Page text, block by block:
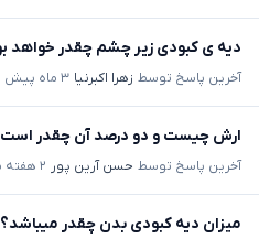
دیه ی کبودی زیر چشم چقدر خواهد
آخرین پاسخ توسط زهرا اکبرنیا ۳ ماه پیش
ارش چیست و دو درصد آن چقدر
آخرین پاسخ توسط حسن آرین پور ۲ هفته پیش
میزان دیه کبودی بدن چقدر میباشد؟